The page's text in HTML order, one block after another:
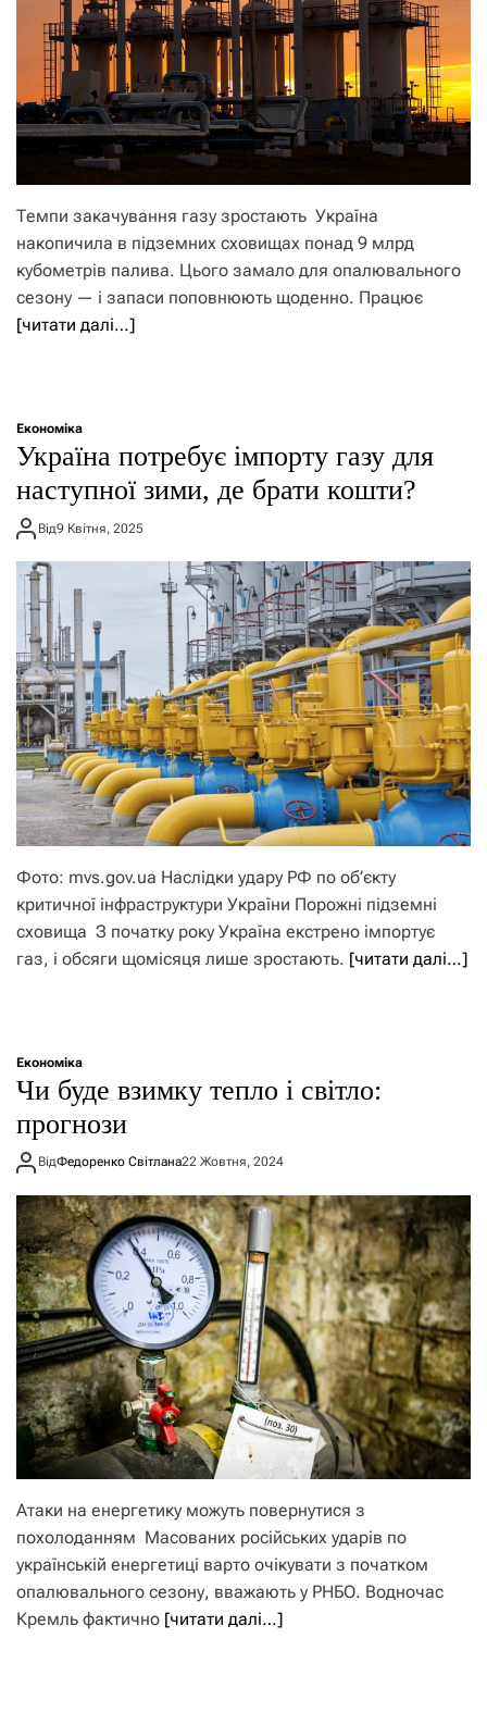
Темпи закачування газу зростають Україна
накопичила в підземних сховищах понад 9 млрд
кубометрів палива. Цього замало для опалювального
сезону — і запаси поповнюють щоденно. Працює
[читати далі…]
Економіка
Україна потребує імпорту газу для
наступної зими, де брати кошти?
Від9 Квітня, 2025
Фото: mvs.gov.ua Наслідки удару РФ по об’єкту
критичної інфраструктури України Порожні підземні
сховища З початку року Україна екстрено імпортує
газ, і обсяги щомісяця лише зростають. [читати далі…]
Економіка
Чи буде взимку тепло і світло:
прогнози
ВідФедоренко Світлана22 Жовтня, 2024
Атаки на енергетику можуть повернутися з
похолоданням Масованих російських ударів по
українській енергетиці варто очікувати з початком
опалювального сезону, вважають у РНБО. Водночас
Кремль фактично [читати далі…]